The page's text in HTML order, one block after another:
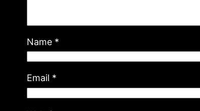
Name *
Email *